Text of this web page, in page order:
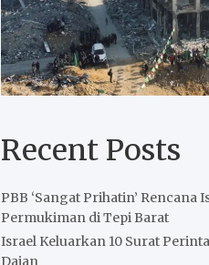
Recent Posts
PBB ‘Sangat Prihatin’ Rencana
Permukiman di Tepi Barat
Israel Keluarkan 10 Surat
Dajan